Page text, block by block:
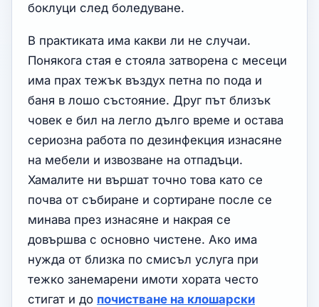
боклуци след боледуване.
В практиката има какви ли не случаи.
Понякога стая е стояла затворена с месеци
има прах тежък въздух петна по пода и
баня в лошо състояние. Друг път близък
човек е бил на легло дълго време и остава
сериозна работа по дезинфекция изнасяне
на мебели и извозване на отпадъци.
Хамалите ни вършат точно това като се
почва от събиране и сортиране после се
минава през изнасяне и накрая се
довършва с основно чистене. Ако има
нужда от близка по смисъл услуга при
тежко занемарени имоти хората често
стигат и до почистване на клошарски